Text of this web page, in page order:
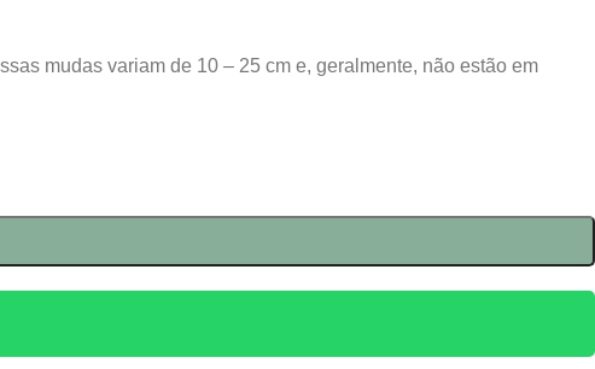
mudas variam de 10 – 25 cm e, geralmente, não estão em